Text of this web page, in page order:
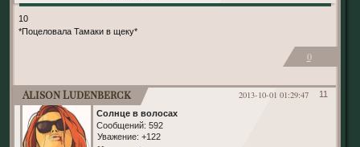
10
*Поцеловала Тамаки в щеку*
0
11
2013-10-01 01:29:47
Alison Ludenberck
Солнце в волосах
Сообщений: 592
Уважение: +122